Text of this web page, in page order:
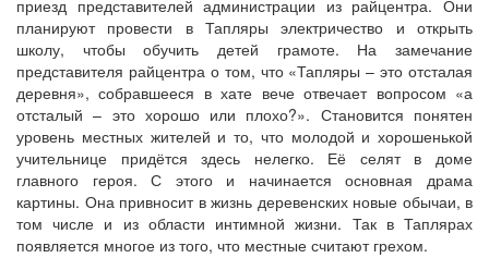
приезд представителей администрации из райцентра. Они
планируют провести в Тапляры электричество и открыть
школу, чтобы обучить детей грамоте. На замечание
представителя райцентра о том, что «Тапляры – это отсталая
деревня», собравшееся в хате вече отвечает вопросом «а
отсталый – это хорошо или плохо?». Становится понятен
уровень местных жителей и то, что молодой и хорошенькой
учительнице придётся здесь нелегко. Её селят в доме
главного героя. С этого и начинается основная драма
картины. Она привносит в жизнь деревенских новые обычаи, в
том числе и из области интимной жизни. Так в Таплярах
появляется многое из того, что местные считают грехом.